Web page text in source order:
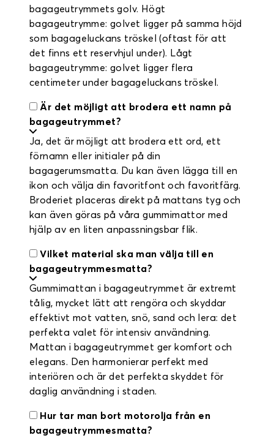
bagageutrymmets golv. Högt
bagageutrymme: golvet ligger på samma höjd
som bagageluckans tröskel (oftast för att
det finns ett reservhjul under). Lågt
bagageutrymme: golvet ligger flera
centimeter under bagageluckans tröskel.
Är det möjligt att brodera ett namn på
bagageutrymmet?
Ja, det är möjligt att brodera ett ord, ett
förnamn eller initialer på din
bagagerumsmatta. Du kan även lägga till en
ikon och välja din favoritfont och favoritfärg.
Broderiet placeras direkt på mattans tyg och
kan även göras på våra gummimattor med
hjälp av en liten anpassningsbar flik.
Vilket material ska man välja till en
bagageutrymmesmatta?
Gummimattan i bagageutrymmet är extremt
tålig, mycket lätt att rengöra och skyddar
effektivt mot vatten, snö, sand och lera: det
perfekta valet för intensiv användning.
Mattan i bagageutrymmet ger komfort och
elegans. Den harmonierar perfekt med
interiören och är det perfekta skyddet för
daglig användning i staden.
Hur tar man bort motorolja från en
bagageutrymmesmatta?